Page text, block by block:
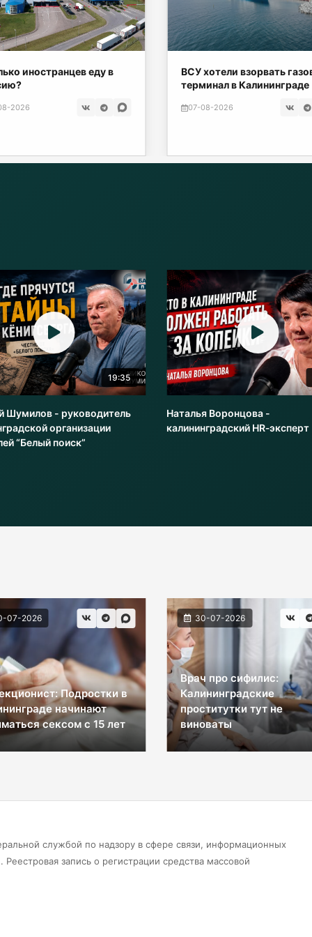
взорвать газовый
в Калининграде
2026
Экранная ловушка: как
телефон подталкивает к
22:51
Воронцова -
HR‑эксперт
Александр Чумаков, София
Проценко - Западный филиал
07-2026
про сифилис:
тут не
30-07-2026
Чистая прибыль
за I полугодие 2026
361,9 млрд рублей
службой по надзору в сфере связи, информационных
запись о регистрации средства массовой